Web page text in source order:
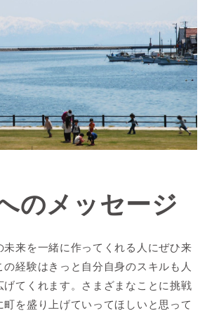
のメッセージ
未来を一緒に作ってくれる人にぜひ来
経験はきっと自分自身のスキルも人
げてくれます。さまざまなことに挑戦
町を盛り上げていってほしいと思って